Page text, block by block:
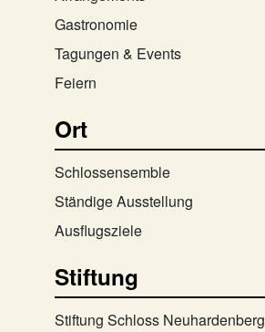
Gastronomie
Tagungen & Events
Feiern
Ort
Schlossensemble
Ständige Ausstellung
Ausflugsziele
Stiftung
Stiftung Schloss Neuhardenberg